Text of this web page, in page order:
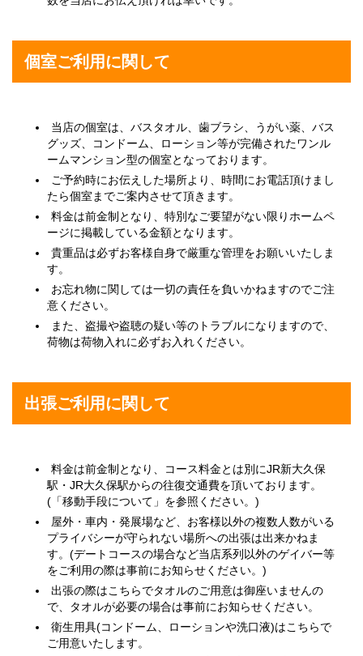
個室ご利用に関して
当店の個室は、バスタオル、歯ブラシ、うがい薬、バス
グッズ、コンドーム、ローション等が完備されたワンル
ームマンション型の個室となっております。
ご予約時にお伝えした場所より、時間にお電話頂けまし
たら個室までご案内させて頂きます。
料金は前金制となり、特別なご要望がない限りホームペ
ージに掲載している金額となります。
貴重品は必ずお客様自身で厳重な管理をお願いいたしま
す。
お忘れ物に関しては一切の責任を負いかねますのでご注
意ください。
また、盗撮や盗聴の疑い等のトラブルになりますので、
荷物は荷物入れに必ずお入れください。
出張ご利用に関して
料金は前金制となり、コース料金とは別にJR新大久保
駅・JR大久保駅からの往復交通費を頂いております。
(「移動手段について 」を参照ください。)
屋外・車内・発展場など、お客様以外の複数人数がいる
プライバシーが守られない場所への出張は出来かねま
す。(デートコースの場合など当店系列以外のゲイバー等
をご利用の際は事前にお知らせください。)
出張の際はこちらでタオルのご用意は御座いませんの
で、タオルが必要の場合は事前にお知らせください。
衛生用具(コンドーム、ローションや洗口液)はこちらで
ご用意いたします。